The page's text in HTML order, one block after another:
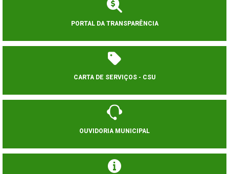
PORTAL DA TRANSPARÊNCIA
CARTA DE SERVIÇOS - CSU
OUVIDORIA MUNICIPAL